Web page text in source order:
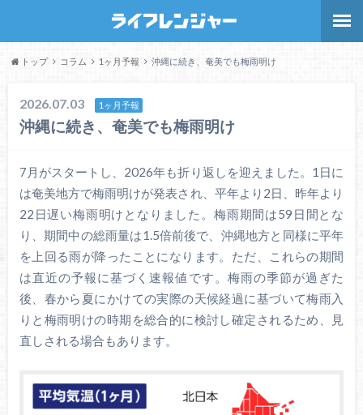
トップ コラム 1ヶ月予報 沖縄に続き、奄美でも梅雨明け
2026.07.03 1ヶ月予報
沖縄に続き、奄美でも梅雨明け
7月がスタートし、2026年も折り返しを迎えました。1日に
は奄美地方で梅雨明けが発表され、平年より2日、昨年より
22日遅い梅雨明けとなりました。梅雨期間は59日間とな
り、期間中の総雨量は1.5倍前後で、沖縄地方と同様に平年
を上回る雨が降ったことになります。ただ、これらの期間
は直近の予報に基づく速報値です。梅雨の季節が過ぎた
後、春から夏にかけての実際の天候経過に基づいて梅雨入
りと梅雨明けの時期を総合的に検討し確定されるため、見
直しされる場合もあります。